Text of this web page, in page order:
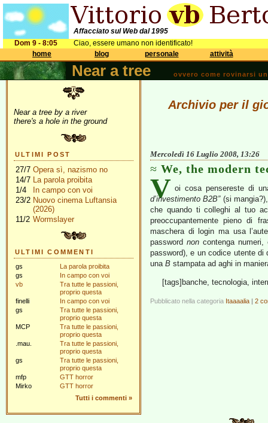
Affacciato sul Web dal 1995
Dom 9 - 8:05
Ciao, essere umano non identificato!
home
blog personale attività
Near a tree ovvero come rovinarsi
Near a tree by a river
there's a hole in the ground
ULTIMI POST
27/7 Opera sì, nazismo no
14/7 La parola proibita
1/4
In campo con voi
23/2 Nuovo cinema Luftansia
(2026)
11/2 Wormslayer
ULTIMI COMMENTI
gs
La parola proibita
gs
In campo con voi
vb
Tra tutte le passioni,
proprio questa
finelli
In campo con voi
gs
Tra tutte le passioni,
proprio questa
MCP
Tra tutte le passioni,
proprio questa
.mau.
Tra tutte le passioni,
proprio questa
gs
Tra tutte le passioni,
proprio questa
mfp
GTT horror
Mirko
GTT horror
Tutti i commenti »
Archivio per il
Mercoledì 16 Luglio 2008, 13:26
We, the modern
V oi cosa pensereste di
d’investimento B2B”(si
che quando ti colleghi al tuo
preoccupantemente pieno di
maschera di login ma usa
passwordnon contenga
password), e un codice utente
una B stampata ad aghi in
[tags]banche, tecnologia,
Pubblicato nella categoria Itaaaalia | 2